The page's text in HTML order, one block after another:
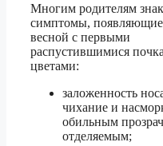
Многим родителям
симптомы,
весной с первыми
распустившимися
цветами:
заложенность
чихание и
обильным
отделяемым;